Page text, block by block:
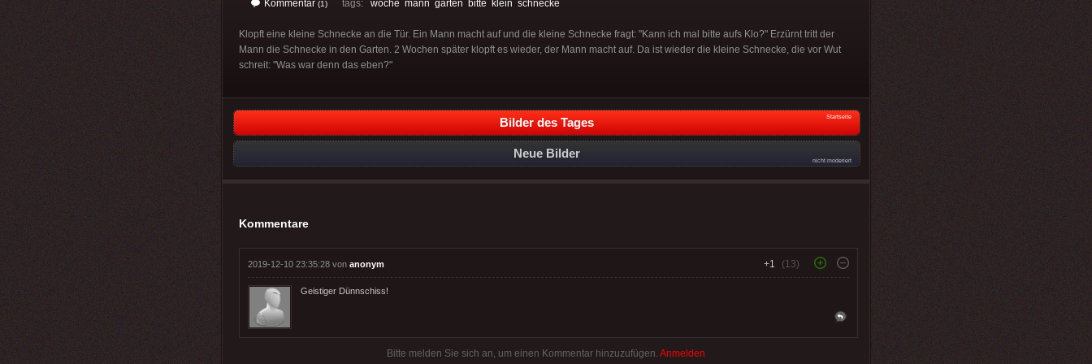
Kommentar (1) tags: woche mann garten bitte klein schnecke
Klopft eine kleine Schnecke an die Tür. Ein Mann macht auf und die kleine Schnecke fragt: "Kann ich mal bitte aufs Klo?" Erzürnt tritt der
Mann die Schnecke in den Garten. 2 Wochen später klopft es wieder, der Mann macht auf. Da ist wieder die kleine Schnecke, die vor Wut
schreit: "Was war denn das eben?"
Bilder des Tages Startseite
Neue Bilder
nicht moderiert
Kommentare
2019-12-10 23:35:28 von anonym +1 (13)
Geistiger Dünnschiss!
Bitte melden Sie sich an, um einen Kommentar hinzuzufügen. Anmelden